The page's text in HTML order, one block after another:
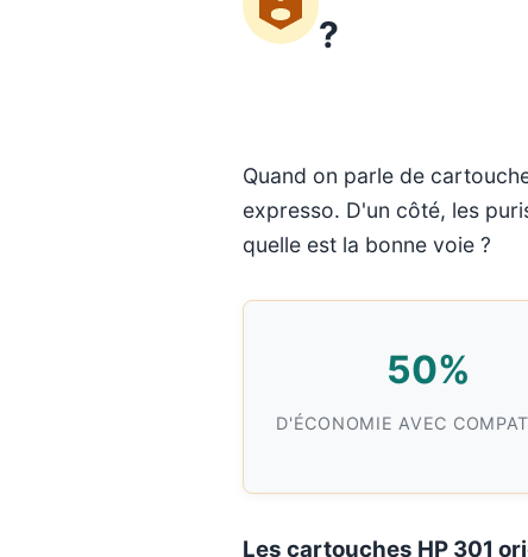
?
Quand on parle de
expresso. D'un côté, les
quelle est la bonne voie ?
50%
D'ÉCONOMIE AVEC
Les cartouches HP 301